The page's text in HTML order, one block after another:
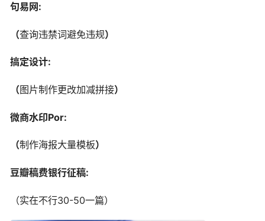
句易网:
（查询违禁词避免违规）
搞定设计:
（图片制作更改加减拼接）
微商水印Por:
（制作海报大量模板）
豆瓣稿费银行征稿:
（实在不行30-50一篇）